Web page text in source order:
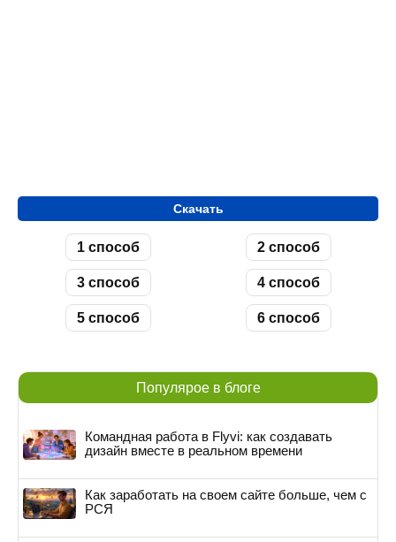
Скачать
1 способ 2 способ
3 способ 4 способ
5 способ 6 способ
Популярое в блоге
Командная работа в Flyvi: как создавать
дизайн вместе в реальном времени
Как заработать на своем сайте больше, чем с
РСЯ